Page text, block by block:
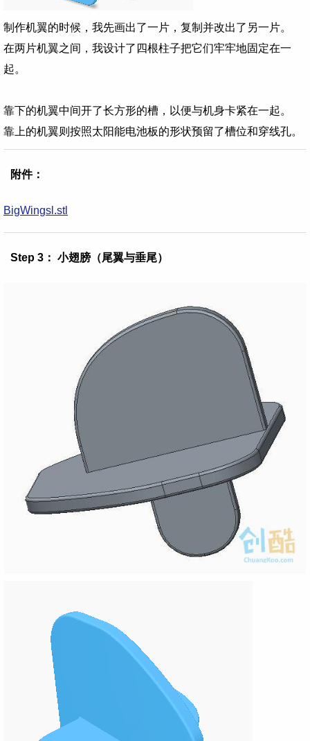
制作机翼的时候，我先画出了一片，复制并改出了另一片。
在两片机翼之间，我设计了四根柱子把它们牢牢地固定在一
起。
靠下的机翼中间开了长方形的槽，以便与机身卡紧在一起。
靠上的机翼则按照太阳能电池板的形状预留了槽位和穿线孔。
附件：
BigWingsl.stl
Step 3： 小翅膀（尾翼与垂尾）